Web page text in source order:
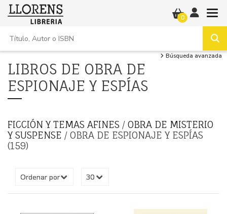
Búsqueda avanzada
0
LIBROS DE OBRA DE
ESPIONAJE Y ESPÍAS
FICCIÓN Y TEMAS AFINES / OBRA DE MISTERIO
Y SUSPENSE / OBRA DE ESPIONAJE Y ESPÍAS
(159)